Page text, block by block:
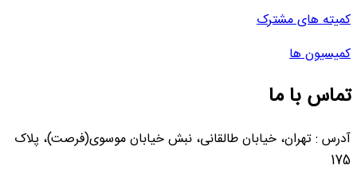
کمیته های مشترک
کمیسیون ها
تماس با ما
آدرس : تهران، خیابان طالقانی، نبش خیابان موسوی(فرصت)، پلاک
175